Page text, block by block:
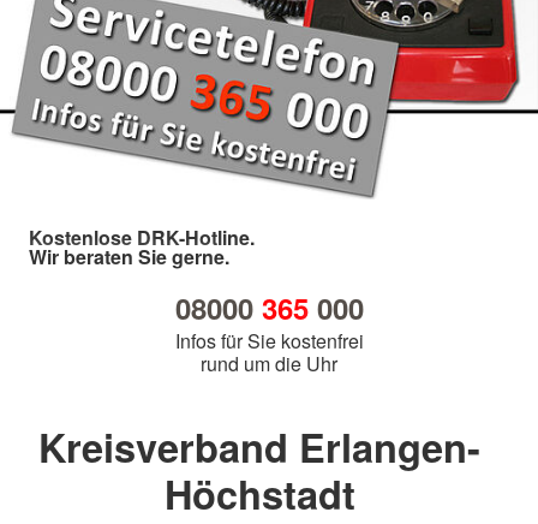
Kostenlose DRK-Hotline.
Wir beraten Sie gerne.
08000 365000
Infos für Sie kostenfrei
rund um die Uhr
Kreisverband Erlangen-
Höchstadt